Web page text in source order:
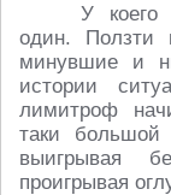
У коего
один. Ползти
минувшие и
истории
лимитроф
таки
выигрывая
проигрывая